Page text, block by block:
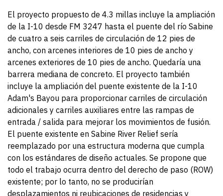
El proyecto propuesto de 4.3 millas incluye la ampliación
de la I-10 desde FM 3247 hasta el puente del río Sabine
de cuatro a seis carriles de circulación de 12 pies de
ancho, con arcenes interiores de 10 pies de ancho y
arcenes exteriores de 10 pies de ancho. Quedaría una
barrera mediana de concreto. El proyecto también
incluye la ampliación del puente existente de la I-10
Adam's Bayou para proporcionar carriles de circulación
adicionales y carriles auxiliares entre las rampas de
entrada / salida para mejorar los movimientos de fusión.
El puente existente en Sabine River Relief sería
reemplazado por una estructura moderna que cumpla
con los estándares de diseño actuales. Se propone que
todo el trabajo ocurra dentro del derecho de paso (ROW)
existente; por lo tanto, no se producirían
desplazamientos ni reubicaciones de residencias y